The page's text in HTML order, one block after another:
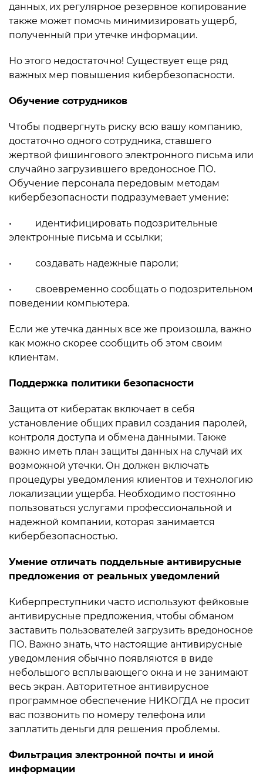
данных, их регулярное резервное копирование
также может помочь минимизировать ущерб,
полученный при утечке информации.
Но этого недостаточно! Существует еще ряд
важных мер повышения кибербезопасности.
Обучение сотрудников
Чтобы подвергнуть риску всю вашу компанию,
достаточно одного сотрудника, ставшего
жертвой фишингового электронного письма или
случайно загрузившего вредоносное ПО.
Обучение персонала передовым методам
кибербезопасности подразумевает умение:
• идентифицировать подозрительные
электронные письма и ссылки;
• создавать надежные пароли;
• своевременно сообщать о подозрительном
поведении компьютера.
Если же утечка данных все же произошла, важно
как можно скорее сообщить об этом своим
клиентам.
Поддержка политики безопасности
Защита от кибератак включает в себя
установление общих правил создания паролей,
контроля доступа и обмена данными. Также
важно иметь план защиты данных на случай их
возможной утечки. Он должен включать
процедуры уведомления клиентов и технологию
локализации ущерба. Необходимо постоянно
пользоваться услугами профессиональной и
надежной компании, которая занимается
кибербезопасностью.
Умение отличать поддельные антивирусные
предложения от реальных уведомлений
Киберпреступники часто используют фейковые
антивирусные предложения, чтобы обманом
заставить пользователей загрузить вредоносное
ПО. Важно знать, что настоящие антивирусные
уведомления обычно появляются в виде
небольшого всплывающего окна и не занимают
весь экран. Авторитетное антивирусное
программное обеспечение НИКОГДА не просит
вас позвонить по номеру телефона или
заплатить деньги для решения проблемы.
Фильтрация электронной почты и иной
информации